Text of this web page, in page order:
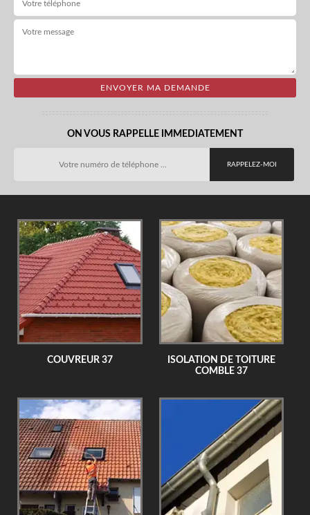
ON VOUS RAPPELLE IMMEDIATEMENT
COUVREUR 37
ISOLATION DE TOITURE
COMBLE 37